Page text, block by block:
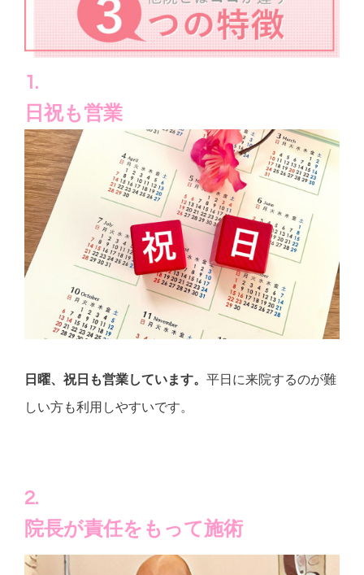
1.
日祝も営業
日曜、祝日も営業しています。 平日に来院するのが難
しい方も利用しやすいです。
2.
院長が責任をもって施術